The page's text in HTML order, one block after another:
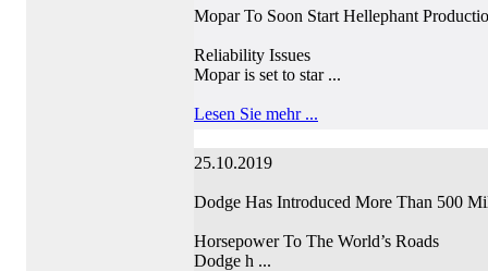
Mopar To Soon Start Hellephant
Reliability Issues
Mopar is set to star ...
Lesen Sie mehr ...
25.10.2019
Dodge Has Introduced More Than 500
Horsepower To The World’s Roads
Dodge h ...